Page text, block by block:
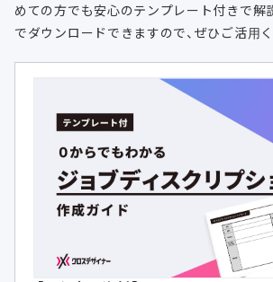
めての方でも安心のテンプレート付きで解
でダウンロードできますので、ぜひご活用く